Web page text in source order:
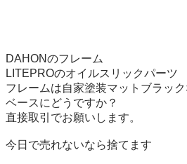
DAHONのフレーム
LITEPROのオイルスリックパーツ
フレームは自家塗装マットブラック
ベースにどうですか？
直接取引でお願いします。
今日で売れないなら捨てます